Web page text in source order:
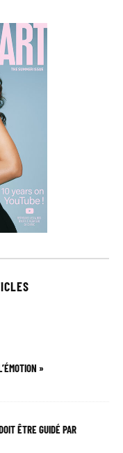
»
ÊTRE GUIDÉ PAR